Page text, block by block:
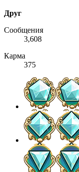
Друг
Сообщения
3,608
Карма
375